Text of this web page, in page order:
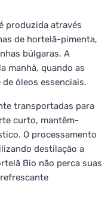
produzida através
de hortelã-pimenta,
búlgaras. A
manhã, quando as
óleos essenciais.
transportadas para
curto, mantêm-
O processamento
destilação a
Bio não perca suas